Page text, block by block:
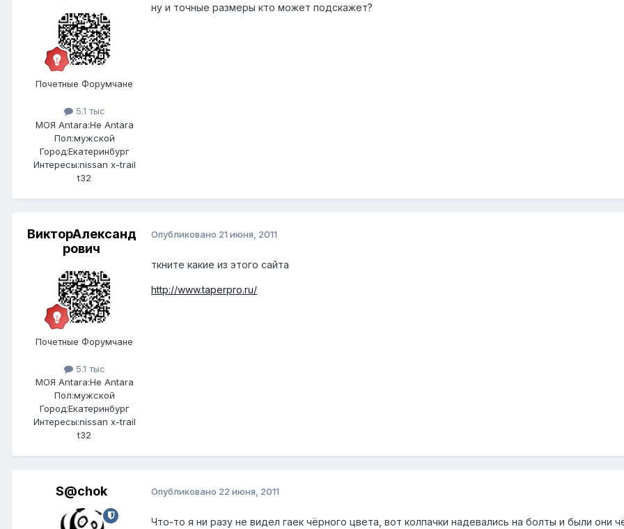
Почетные Форумчане
5.1 тыс
МОЯ Antara:Не Antara
Пол:мужской
Город:Екатеринбург
Интересы:nissan x-trail
t32
ну и точные размеры кто может подскажет?
ВикторАлександ
рович
Почетные Форумчане
5.1 тыс
МОЯ Antara:Не Antara
Пол:мужской
Город:Екатеринбург
Интересы:nissan x-trail
t32
Опубликовано 21 июня, 2011
ткните какие из этого сайта
http://www.taperpro.ru/
S@chok Опубликовано 22 июня, 2011
Что-то я ни разу не видел гаек чёрного цвета, вот колпачки надевались на болты и были они